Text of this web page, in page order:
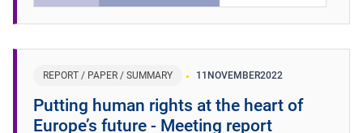
REPORT / PAPER / SUMMARY 11 NOVEMBER2022
Putting human rights at the heart of
Europe’s future - Meeting report